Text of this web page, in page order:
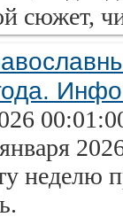
сюжет,
неделю